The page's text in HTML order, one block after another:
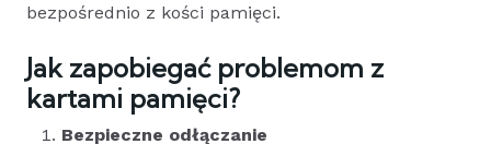
bezpośrednio z kości pamięci.
Jak zapobiegać problemom z
kartami pamięci?
Bezpieczne odłączanie